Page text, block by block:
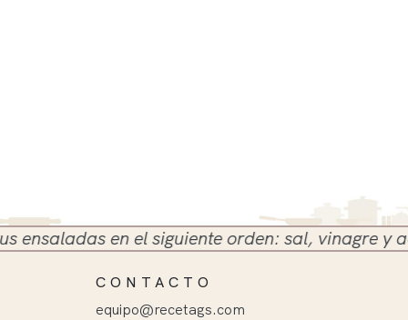
en el siguiente orden: sal, vinagre y aceite
CONTACTO
equipo@recetags.com